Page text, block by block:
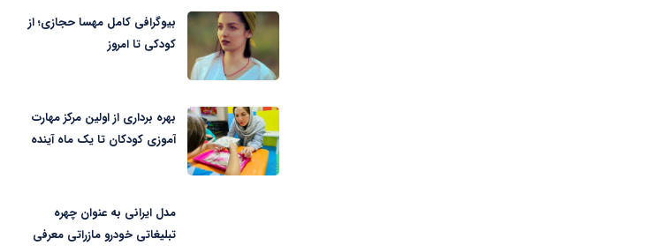
بیوگرافی کامل مهسا حجازی؛ از
کودکی تا امروز
بهره برداری از اولین مرکز مهارت
آموزی کودکان تا یک ماه آینده
مدل ایرانی به عنوان چهره
تبلیغاتی خودرو مازراتی معرفی